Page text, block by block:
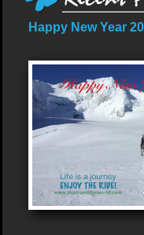
Happy New Year